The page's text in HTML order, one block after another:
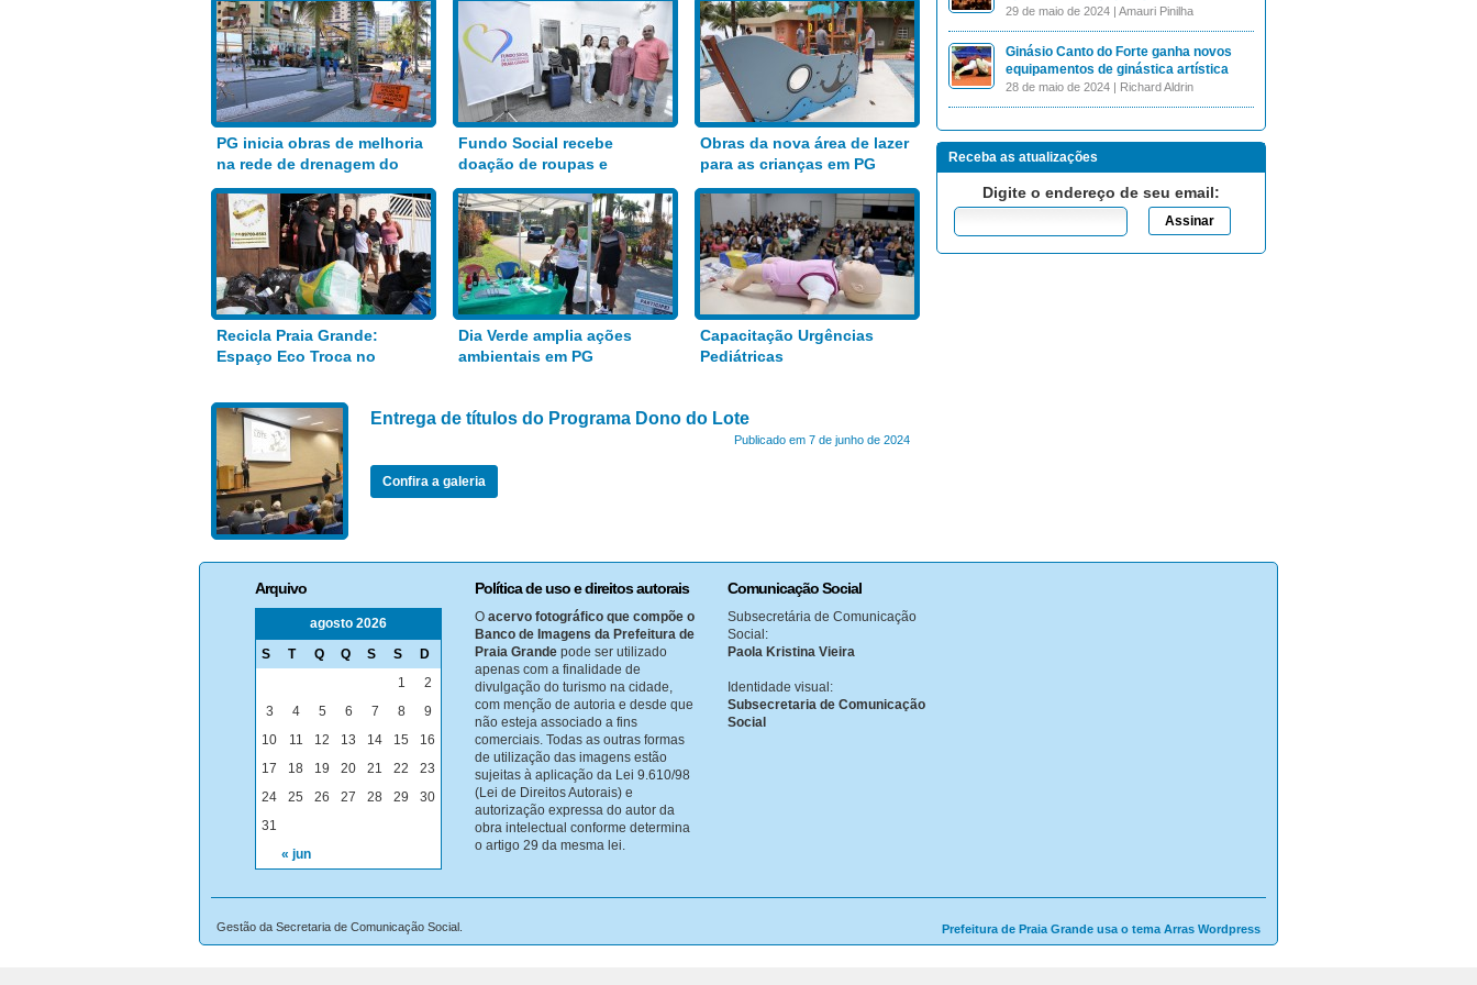
PG inicia obras de melhoria
na rede de drenagem do
Bairro Aviação
Fundo Social recebe
doação de roupas e
alimentos
Obras da nova área de lazer
para as crianças em PG
Recicla Praia Grande:
Espaço Eco Troca no
Dia Verde amplia ações
ambientais em PG
Capacitação Urgências
Pediátricas
Entrega de títulos do Programa Dono do Lote
Publicado em 7 de junho de 2024
Confira a galeria
29 de maio de 2024 | Amauri Pinilha
Ginásio Canto do Forte ganha novos
equipamentos de ginástica artística
28 de maio de 2024 | Richard Aldrin
Receba as atualizações
Digite o endereço de seu email:
Arquivo
agosto 2026
S
T Q Q S S D
« jun
1
2
3
4 5 6 7 8
9
10
11 12 13 14 15
16
17
18 19 20 21 22
23
24
25 26 27 28 29
30
31
Política de uso e direitos autorais
O acervo fotográfico que compõe o
Banco de Imagens da Prefeitura de
Praia Grande pode ser utilizado
apenas com a finalidade de
divulgação do turismo na cidade,
com menção de autoria e desde que
não esteja associado a fins
comerciais. Todas as outras formas
de utilização das imagens estão
sujeitas à aplicação da Lei 9.610/98
(Lei de Direitos Autorais) e
autorização expressa do autor da
obra intelectual conforme determina
o artigo 29 da mesma lei.
Comunicação Social
Subsecretária de Comunicação
Social:
Paola Kristina Vieira
Identidade visual:
Subsecretaria de Comunicação
Social
Prefeitura de Praia Grande usa o tema Arras Wordpress
Gestão da Secretaria de Comunicação Social.